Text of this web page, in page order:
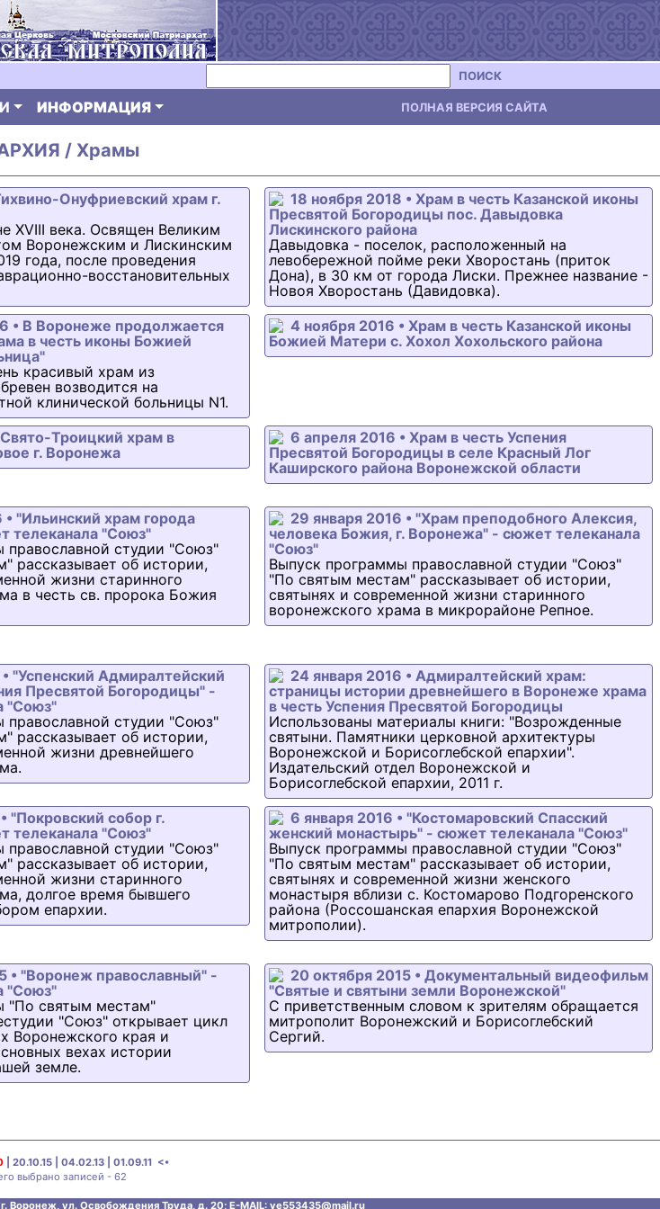
ПОИСК
ИНФОРМАЦИЯ ПОЛНАЯ ВЕРСИЯ САЙТА
/ Храмы
Онуфриевский храм г.
XVIII века. Освящен Великим
Воронежским и Лискинским
года, после проведения
восстановительных
18 ноября 2018 • Храм в честь Казанской иконы
Пресвятой Богородицы пос. Давыдовка
Лискинского района
Давыдовка - поселок, расположенный на
левобережной пойме реки Хворостань (приток
Дона), в 30 км от города Лиски. Прежнее название -
Новоя Хворостань (Давидовка).
• В Воронеже продолжается
в честь иконы Божией
красивый храм из
возводится на
клинической больницы N1.
4 ноября 2016 • Храм в честь Казанской иконы
Божией Матери с. Хохол Хохольского района
Троицкий храм в
г. Воронежа
6 апреля 2016 • Храм в честь Успения
Пресвятой Богородицы в селе Красный Лог
Каширского района Воронежской области
"Ильинский храм города
телеканала "Союз"
православной студии "Союз"
рассказывает об истории,
жизни старинного
в честь св. пророка Божия
29 января 2016 • "Храм преподобного Алексия,
человека Божия, г. Воронежа" - сюжет телеканала
"Союз"
Выпуск программы православной студии "Союз"
"По святым местам" рассказывает об истории,
святынях и современной жизни старинного
воронежского храма в микрорайоне Репное.
"Успенский Адмиралтейский
Пресвятой Богородицы" -
"Союз"
православной студии "Союз"
рассказывает об истории,
жизни древнейшего
24 января 2016 • Адмиралтейский храм:
страницы истории древнейшего в Воронеже храма
в честь Успения Пресвятой Богородицы
Использованы материалы книги: "Возрожденные
святыни. Памятники церковной архитектуры
Воронежской и Борисоглебской епархии".
Издательский отдел Воронежской и
Борисоглебской епархии, 2011 г.
"Покровский собор г.
телеканала "Союз"
православной студии "Союз"
рассказывает об истории,
жизни старинного
долгое время бывшего
епархии.
6 января 2016 • "Костомаровский Спасский
женский монастырь" - сюжет телеканала "Союз"
Выпуск программы православной студии "Союз"
"По святым местам" рассказывает об истории,
святынях и современной жизни женского
монастыря вблизи с. Костомарово Подгоренского
района (Россошанская епархия Воронежской
митрополии).
• "Воронеж православный" -
"Союз"
"По святым местам"
"Союз" открывает цикл
Воронежского края и
вехах истории
земле.
20 октября 2015 • Документальный видеофильм
"Святые и святыни земли Воронежской"
С приветственным словом к зрителям обращается
митрополит Воронежский и Борисоглебский
Сергий.
20.10.15| 04.02.13| 01.09.11<•
выбрано записей - 62
Воронеж, ул. Освобождения Труда, д. 20; E-MAIL: ve553435@mаil.ru